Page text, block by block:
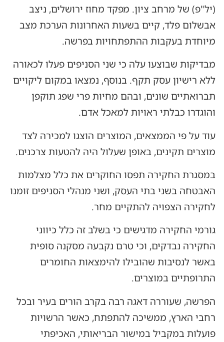
(יל"פ) של מרחב ציון. מפקד מחוז ירושלים, ניצב
אבשלום פלד, קיים בשעות האחרונות הערכת מצב
מיוחדת בעקבות ההתפתחויות בפרשה.
מבדיקות שבוצעו עלה כי שני הסניפים פעלו לכאורה
ללא רישיון עסק תקף. בנוסף, נמצאו במקום ליקויים
תברואתיים שונים, ובהם מחיות פרי שפג תוקפן
והוגדרו כבלתי ראויות למאכל אדם.
עוד על פי הממצאים, המוצרים הוצגו למכירה לצד
מוצרים תקינים, באופן שעלול היה להטעות צרכנים.
במסגרת החקירה תפסו החוקרים את כלל מצלמות
האבטחה בשני בתי העסק, ושני מנהלי הסניפים זומנו
לחקירה הצפויה להתקיים מחר.
גורמי החקירה מדגישים כי בשלב זה כלל כיווני
החקירה נבדקים, וכי טרם נקבעה מסקנה סופית
באשר לנסיבות שהובילו להימצאות החומרים
התרופתיים במוצרים.
הפרשה, שעוררה דאגה רבה בקרב הורים בעיר ובכל
רחבי הארץ, ממשיכה להתפתח, כאשר הרשויות
פועלות במקביל במישור הבריאותי, האכיפתי